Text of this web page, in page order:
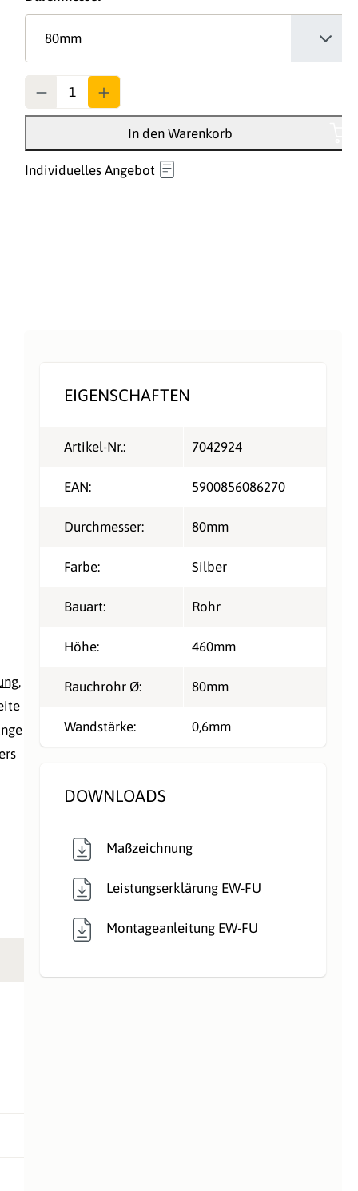
In den Warenkorb
Individuelles Angebot
,
EIGENSCHAFTEN
Artikel-Nr.: 7042924
EAN: 5900856086270
Durchmesser: 80mm
Farbe: Silber
Bauart: Rohr
Höhe: 460mm
Rauchrohr Ø: 80mm
Wandstärke: 0,6mm
DOWNLOADS
Maßzeichnung
Leistungserklärung EW-FU
Montageanleitung EW-FU